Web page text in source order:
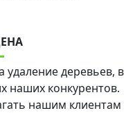
деревьев, в
наших конкурентов.
нашим клиентам